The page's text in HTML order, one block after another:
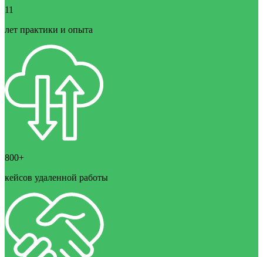
11
лет практики и опыта
800+
кейсов удаленной работы